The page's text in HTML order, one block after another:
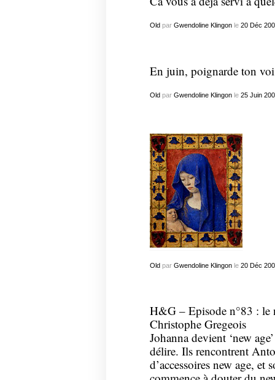
Oldpar Gwendoline Klingonle 20 Déc
En juin, poignarde ton
Oldpar Gwendoline Klingonle 25 Juin
Oldpar Gwendoline Klingonle 20 Déc
H&G – Episode n°83 : le
Christophe Gregeois
Johanna devient ‘new
délire. Ils rencontrent
d’accessoires new age,